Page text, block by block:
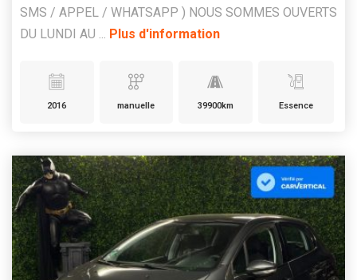
SMS / APPEL / WHATSAPP ) NOUS SOMMES OUVERTS
DU LUNDI AU ... Plus d'information
2016 manuelle 39900km Essence